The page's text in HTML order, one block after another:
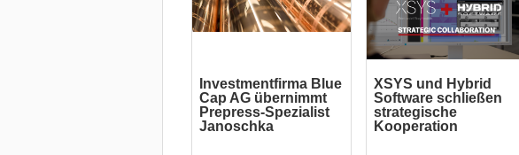
Investmentfirma Blue
Cap AG übernimmt
Prepress-Spezialist
Janoschka
XSYS und Hybrid
Software schließen
strategische
Kooperation